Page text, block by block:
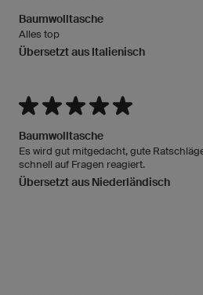
Baumwolltasche
Alles top
Übersetzt aus Italienisch
Baumwolltasche
Es wird gut mitgedacht, gute
schnell auf Fragen reagiert.
Übersetzt aus Niederländisch